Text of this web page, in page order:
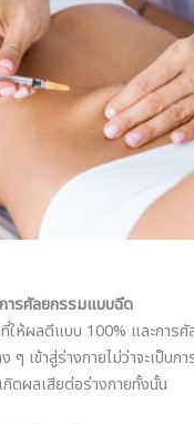
ารศัลยกรรมแบบฉีด
ให้ผลดีแบบ 100% และการศั
ๆ เข้าสู่ร่างกายไม่ว่าจะเป็น
กิดผลเสียต่อร่างกายทั้งนั้น